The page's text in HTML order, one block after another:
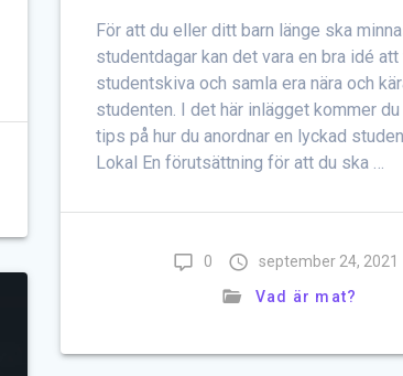
För att du eller ditt barn länge ska
studentdagar kan det vara en bra idé att
studentskiva och samla era nära och
studenten. I det här inlägget kommer
tips på hur du anordnar en lyckad
Lokal En förutsättning för att du ska …
0
september 24, 2021
Vad är mat?